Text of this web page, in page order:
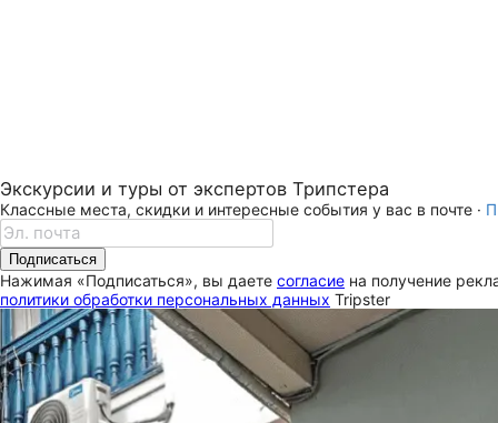
Экскурсии и туры от экспертов Трипстера
Классные места, скидки и интересные события у вас в почте ·
Подписаться
Нажимая «Подписаться», вы даете согласие на получение
политики обработки персональных данных Tripster